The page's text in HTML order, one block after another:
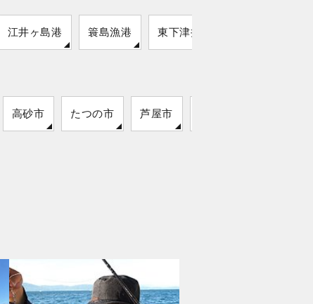
江井ヶ島港 簑島漁港 東下津井港
高砂市 たつの市 芦屋市